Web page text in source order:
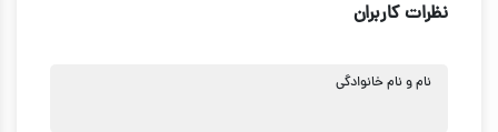
نظرات کاربران
نام و نام خانوادگی